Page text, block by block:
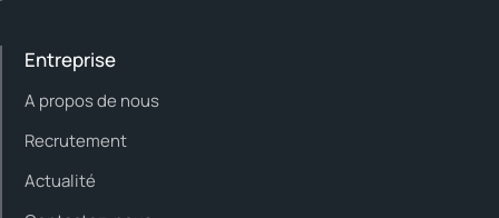
Entreprise
A propos de nous
Recrutement
Actualité